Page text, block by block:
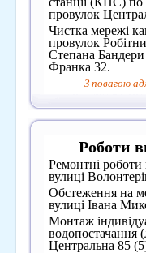
провулок
Чистка мережі
провулок
Степана Бандери
Франка 32.
З повагою
Роботи
Ремонтні роботи
вулиці
Обстеження на
вулиці Івана
Монтаж
водопостачання
Центральна 85